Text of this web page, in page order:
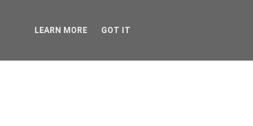
LEARN MORE GOT IT